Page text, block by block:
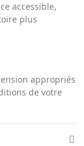
accessible,
plus
appropriés
de votre